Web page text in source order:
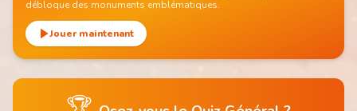
débloque des monuments emblématiques.
Jouer maintenant